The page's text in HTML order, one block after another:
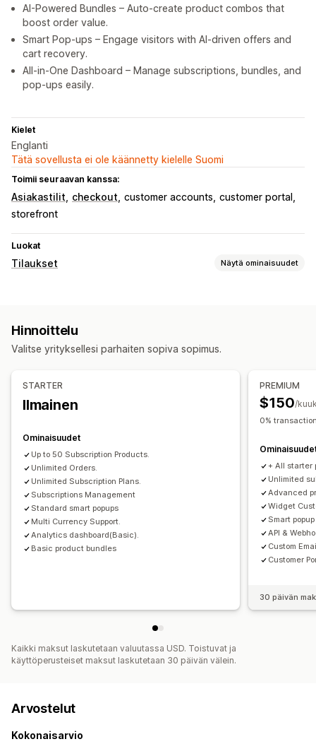
AI-Powered Bundles – Auto-create product combos that
boost order value.
Smart Pop-ups – Engage visitors with AI-driven offers and
cart recovery.
All-in-One Dashboard – Manage subscriptions, bundles, and
pop-ups easily.
Kielet
Englanti
Tätä sovellusta ei ole käännetty kielelle Suomi
Toimii seuraavan kanssa:
Asiakastilit checkout customer accounts customer portal
storefront
Luokat
Tilaukset Näytä ominaisuudet
Käyttöoikeustilaukset
Tilauslaatikot Fyysiset tuotteet
Porrastettu hinnoittelu
Kertamaksu Dynaaminen hinnoittelu
Mukautettu hinnoittelu
Hinnoittelu
Valitse yrityksellesi parhaiten sopiva sopimus.
STARTER
Ilmainen
Ominaisuudet
Up to 50 Subscription Products.
Unlimited Orders.
Unlimited Subscription Plans.
Subscriptions Management
Standard smart popups
Multi Currency Support.
Analytics dashboard(Basic).
Basic product bundles
PREMIUM
$150/
0%
+ All starter
Unlimited
Advanced
Widget
Smart
API &
Custom
Customer
30 päivän
Kaikki maksut laskutetaan valuutassa USD. Toistuvat ja
käyttöperusteiset maksut laskutetaan 30 päivän välein.
Arvostelut
Kokonaisarvio